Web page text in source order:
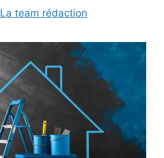
La team rédaction